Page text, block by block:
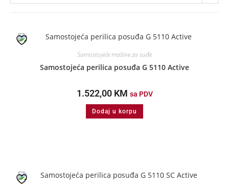
Samostojeće mašine za suđe
Samostojeća perilica posuđa G 5110 Active
1.522,00 KM sa PDV
Dodaj u korpu